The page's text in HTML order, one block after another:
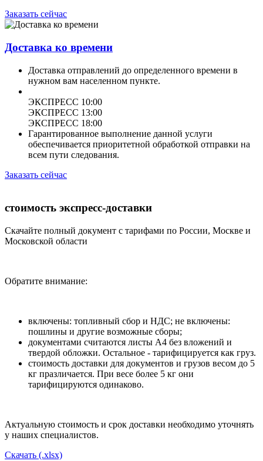
Заказать сейчас
Доставка ко времени
Доставка отправлений до определенного времени в
нужном вам населенном пункте.
ЭКСПРЕСС 10:00
ЭКСПРЕСС 13:00
ЭКСПРЕСС 18:00
Гарантированное выполнение данной услуги
обеспечивается приоритетной обработкой отправки на
всем пути следования.
Заказать сейчас
стоимость экспресс-доставки
Скачайте полный документ с тарифами по России, Москве и
Московской области
Обратите внимание:
включены: топливный сбор и НДС; не включены:
пошлины и другие возможные сборы;
документами считаются листы А4 без вложений и
твердой обложки. Остальное - тарифицируется как груз.
стоимость доставки для документов и грузов весом до 5
кг празличается. При весе более 5 кг они
тарифицируются одинаково.
Актуальную стоимость и срок доставки необходимо уточнять
у наших специалистов.
Скачать (.xlsx)